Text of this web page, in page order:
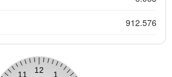
912.576